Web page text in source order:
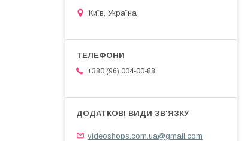
Київ, Україна
+380 (96) 004-00-88
videoshops.com.ua@gmail.com